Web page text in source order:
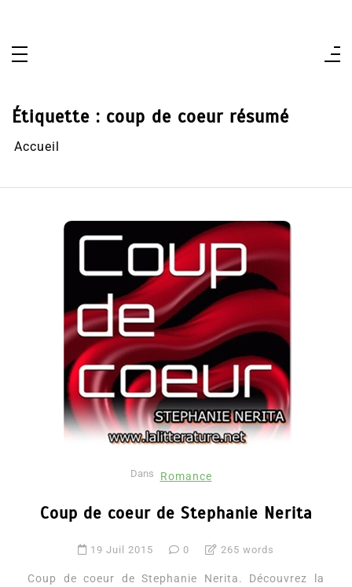
Étiquette : coup de coeur résumé
Accueil
Dans Romance
Coup de coeur de Stephanie Nerita
19 Juil 2015 0 265 words
Coup de coeur de Stephanie Nerita. Découvrez la